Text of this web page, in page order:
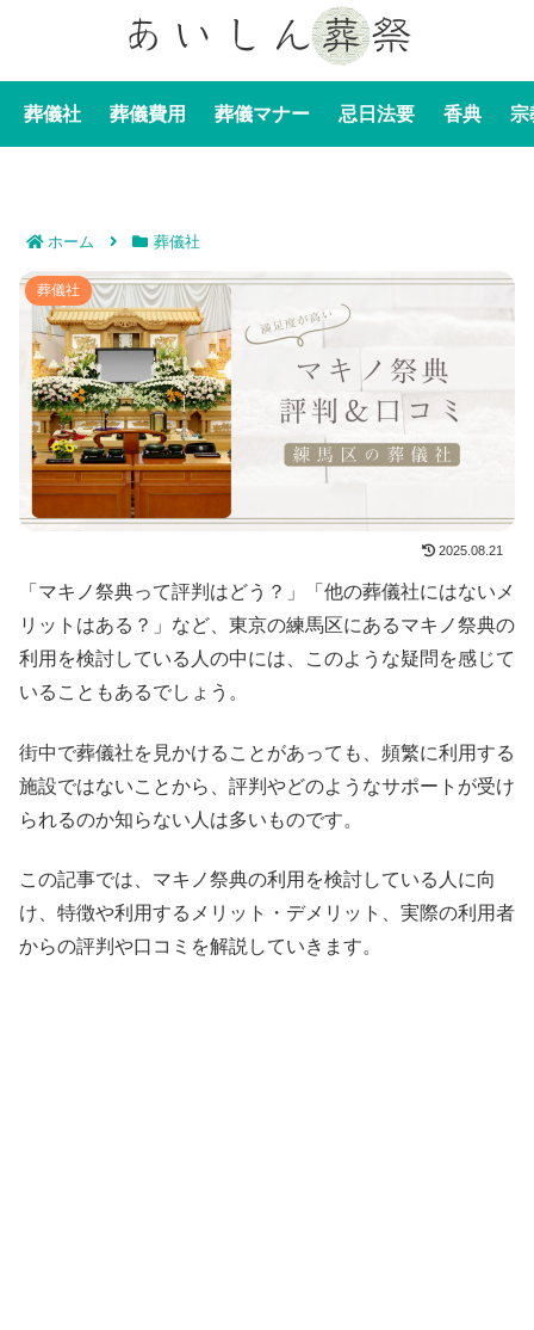
葬儀社 葬儀費用 葬儀マナー 忌日法要 香典 宗
ホーム 葬儀社
マキノ祭典の評判＆口コミ｜顧客満足度が高い練馬区の
葬儀社
葬儀社
2025.08.21
「マキノ祭典って評判はどう？」「他の葬儀社にはないメ
リットはある？」など、東京の練馬区にあるマキノ祭典の
利用を検討している人の中には、このような疑問を感じて
いることもあるでしょう。
街中で葬儀社を見かけることがあっても、頻繁に利用する
施設ではないことから、評判やどのようなサポートが受け
られるのか知らない人は多いものです。
この記事では、マキノ祭典の利用を検討している人に向
け、特徴や利用するメリット・デメリット、実際の利用者
からの評判や口コミを解説していきます。